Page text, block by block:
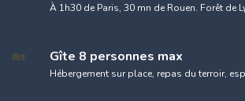
À 1h30 de Paris, 30 mn de Rouen. Forêt de
🏡 Gîte 8 personnes max
Hébergement sur place, repas du terroir,